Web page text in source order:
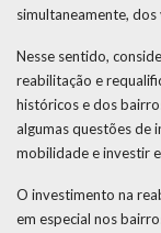
simultaneamente,
Nesse sentido,
reabilitação e
históricos e dos
algumas questões de
mobilidade e investir
O investimento na
em especial nos